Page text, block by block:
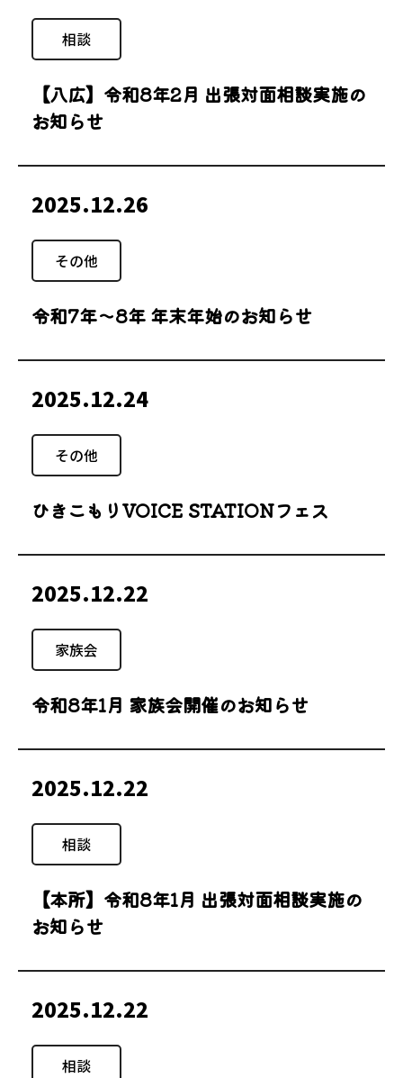
相談
【八広】令和8年2月 出張対面相談実施の
お知らせ
2025.12.26
その他
令和7年～8年 年末年始のお知らせ
2025.12.24
その他
ひきこもりVOICE STATIONフェス
2025.12.22
家族会
令和8年1月 家族会開催のお知らせ
2025.12.22
相談
【本所】令和8年1月 出張対面相談実施の
お知らせ
2025.12.22
相談